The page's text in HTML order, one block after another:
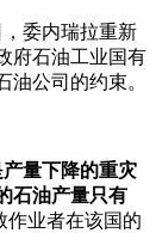
委内瑞拉重新
府石油工业国有
公司的约束。
量下降的重灾
石油产量只有
作业者在该国的